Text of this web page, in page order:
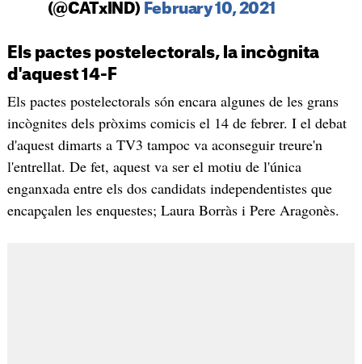
(@CATxIND) February 10, 2021
Els pactes postelectorals, la incògnita
d'aquest 14-F
Els pactes postelectorals són encara algunes de les grans
incògnites dels pròxims comicis el 14 de febrer. I el debat
d'aquest dimarts a TV3 tampoc va aconseguir treure'n
l'entrellat. De fet, aquest va ser el motiu de l'única
enganxada entre els dos candidats independentistes que
encapçalen les enquestes; Laura Borràs i Pere Aragonès.